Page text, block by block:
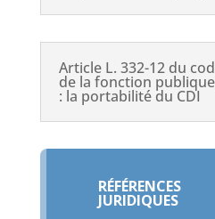
Article L. 332-12 du
de la fonction
: la portabilité du CDI
RÉFÉRENCES
JURIDIQUES